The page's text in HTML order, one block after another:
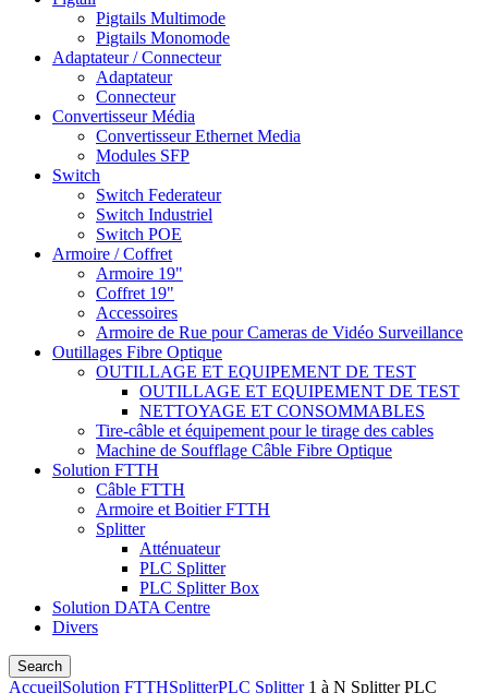
Pigtails Multimode
Pigtails Monomode
Adaptateur / Connecteur
Adaptateur
Connecteur
Convertisseur Média
Convertisseur Ethernet Media
Modules SFP
Switch
Switch Federateur
Switch Industriel
Switch POE
Armoire / Coffret
Armoire 19"
Coffret 19"
Accessoires
Armoire de Rue pour Cameras de Vidéo Surveillance
Outillages Fibre Optique
OUTILLAGE ET EQUIPEMENT DE TEST
OUTILLAGE ET EQUIPEMENT DE TEST
NETTOYAGE ET CONSOMMABLES
Tire-câble et équipement pour le tirage des cables
Machine de Soufflage Câble Fibre Optique
Solution FTTH
Câble FTTH
Armoire et Boitier FTTH
Splitter
Atténuateur
PLC Splitter
PLC Splitter Box
Solution DATA Centre
Divers
Search
AccueilSolution FTTHSplitterPLC Splitter1 à N Splitter PLC